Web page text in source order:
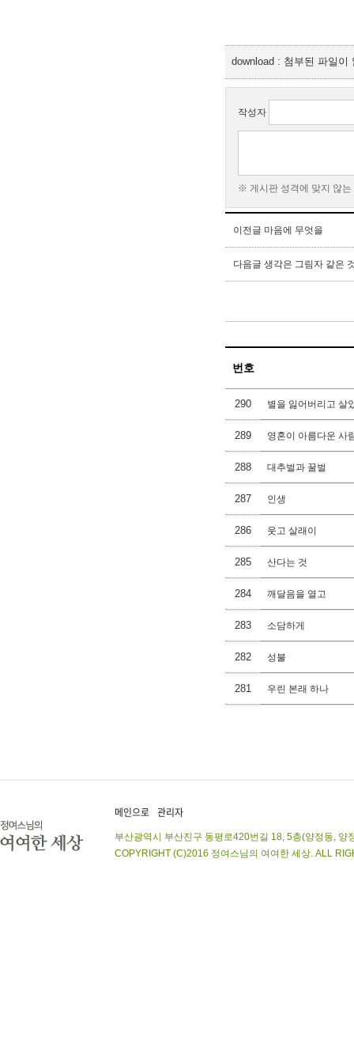
download : 첨부된 파일이
작성자
※ 게시판 성격에 맞지 않는
이전글 마음에 무엇을
다음글 생각은 그림자 같은
번호
290 별을 잃어버리고 살
289 영혼이 아름다운 사
288 대추벌과 꿀벌
287 인생
286 웃고 살래이
285 산다는 것
284 깨달음을 열고
283 소담하게
282 성불
281 우린 본래 하나
메인으로 관리자
부산광역시 부산진구 동평로420번길 18, 5층(양정동,
COPYRIGHT (C)2016 정여스님의 여여한 세상. ALL